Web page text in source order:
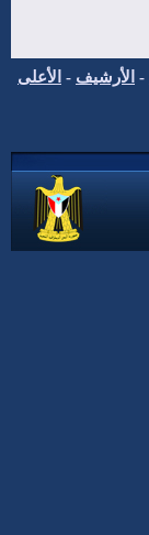
- الأرشيف - الأعلى